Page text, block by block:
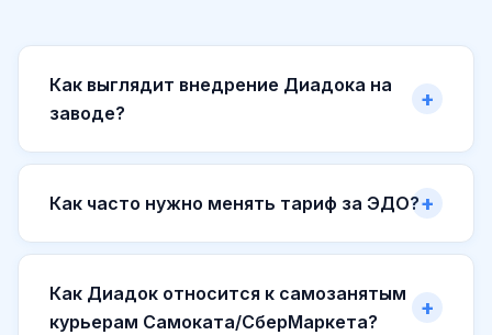
Как выглядит внедрение Диадока на
заводе?
Как часто нужно менять тариф за ЭДО?
Как Диадок относится к самозанятым
курьерам Самоката/СберМаркета?